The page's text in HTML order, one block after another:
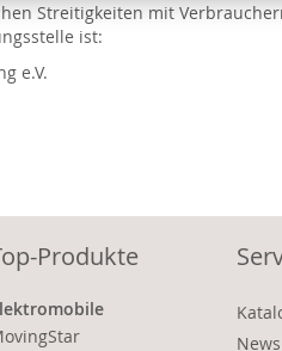
Streitigkeiten mit
ist:
e.V.
Produkte